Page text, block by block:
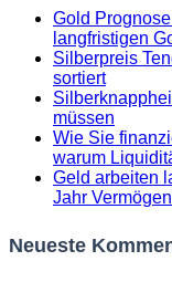
Gold
langfristigen
Silberpreis
sortiert
müssen
Wie Sie
warum
Geld arbeiten
Jahr
Neueste